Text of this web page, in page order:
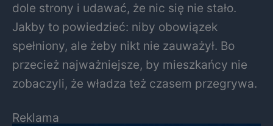
dole strony i udawać, że nic się nie stało.
Jakby to powiedzieć: niby obowiązek
spełniony, ale żeby nikt nie zauważył. Bo
przecież najważniejsze, by mieszkańcy nie
zobaczyli, że władza też czasem przegrywa.
Reklama